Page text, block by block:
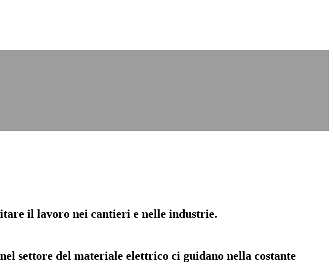
il lavoro nei cantieri e nelle industrie.
settore del materiale elettrico ci guidano nella costante